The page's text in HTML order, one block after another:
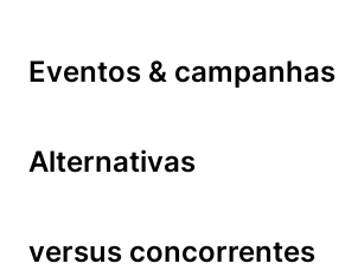
Eventos & campanhas
Alternativas
versus concorrentes